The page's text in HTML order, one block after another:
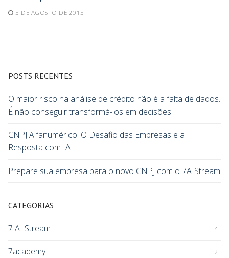
5 DE AGOSTO DE 2015
POSTS RECENTES
O maior risco na análise de crédito não é a falta de dados.
É não conseguir transformá-los em decisões.
CNPJ Alfanumérico: O Desafio das Empresas e a
Resposta com IA
Prepare sua empresa para o novo CNPJ com o 7AIStream
CATEGORIAS
7 AI Stream 4
7academy 2